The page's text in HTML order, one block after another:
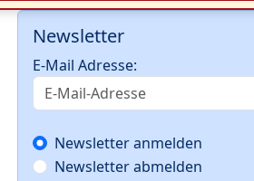
Newsletter
E-Mail Adresse:
Newsletter anmelden
Newsletter abmelden